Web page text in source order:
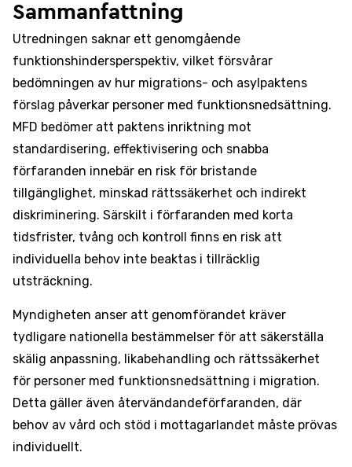
Sammanfattning
Utredningen saknar ett genomgående
funktionshindersperspektiv, vilket försvårar
bedömningen av hur migrations- och asylpaktens
förslag påverkar personer med funktionsnedsättning.
MFD bedömer att paktens inriktning mot
standardisering, effektivisering och snabba
förfaranden innebär en risk för bristande
tillgänglighet, minskad rättssäkerhet och indirekt
diskriminering. Särskilt i förfaranden med korta
tidsfrister, tvång och kontroll finns en risk att
individuella behov inte beaktas i tillräcklig
utsträckning.
Myndigheten anser att genomförandet kräver
tydligare nationella bestämmelser för att säkerställa
skälig anpassning, likabehandling och rättssäkerhet
för personer med funktionsnedsättning i migration.
Detta gäller även återvändandeförfaranden, där
behov av vård och stöd i mottagarlandet måste prövas
individuellt.